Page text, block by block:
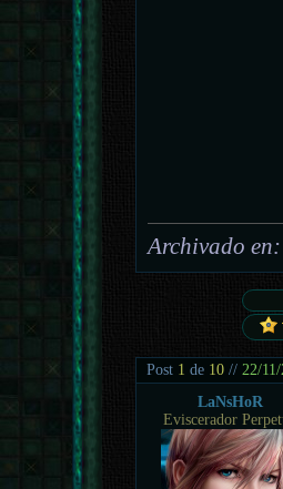
Archivado en:
Post 1 de 10 //22/
LaNsHoR
Eviscerador